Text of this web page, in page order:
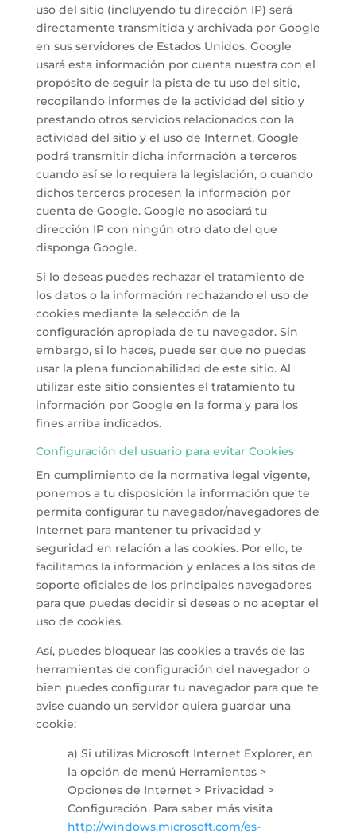
uso del sitio (incluyendo tu dirección IP) será
directamente transmitida y archivada por Google
en sus servidores de Estados Unidos. Google
usará esta información por cuenta nuestra con el
propósito de seguir la pista de tu uso del sitio,
recopilando informes de la actividad del sitio y
prestando otros servicios relacionados con la
actividad del sitio y el uso de Internet. Google
podrá transmitir dicha información a terceros
cuando así se lo requiera la legislación, o cuando
dichos terceros procesen la información por
cuenta de Google. Google no asociará tu
dirección IP con ningún otro dato del que
disponga Google.
Si lo deseas puedes rechazar el tratamiento de
los datos o la información rechazando el uso de
cookies mediante la selección de la
configuración apropiada de tu navegador. Sin
embargo, si lo haces, puede ser que no puedas
usar la plena funcionabilidad de este sitio. Al
utilizar este sitio consientes el tratamiento tu
información por Google en la forma y para los
fines arriba indicados.
Configuración del usuario para evitar Cookies
En cumplimiento de la normativa legal vigente,
ponemos a tu disposición la información que te
permita configurar tu navegador/navegadores de
Internet para mantener tu privacidad y
seguridad en relación a las cookies. Por ello, te
facilitamos la información y enlaces a los sitos de
soporte oficiales de los principales navegadores
para que puedas decidir si deseas o no aceptar el
uso de cookies.
Así, puedes bloquear las cookies a través de las
herramientas de configuración del navegador o
bien puedes configurar tu navegador para que te
avise cuando un servidor quiera guardar una
cookie:
a) Si utilizas Microsoft Internet Explorer, en
la opción de menú Herramientas >
Opciones de Internet > Privacidad >
Configuración. Para saber más visita
http://windows.microsoft.com/es-